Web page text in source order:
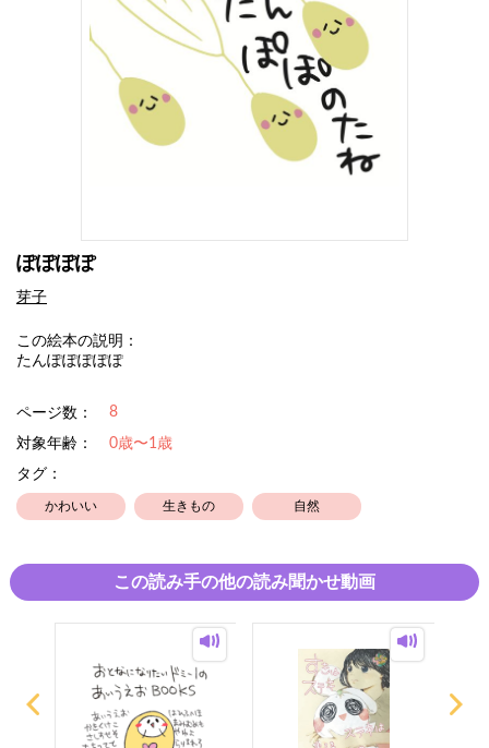
ぽぽぽぽ
芽子
この絵本の説明：
たんぽぽぽぽぽ
ページ数： 8
対象年齢：
0歳〜1歳
タグ：
かわいい 生きもの 自然
この読み手の他の読み聞かせ動画